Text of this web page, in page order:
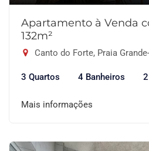
Apartamento à Venda
132m²
Canto do Forte, Praia
3 Quartos 4 Banheiros
Mais informações